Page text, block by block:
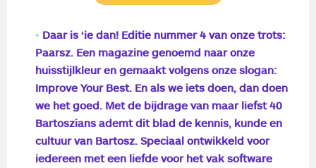
Daar is ‘ie dan! Editie nummer 4 van onze trots:
Paarsz. Een magazine genoemd naar onze
huisstijlkleur en gemaakt volgens onze slogan:
Improve Your Best. En als we iets doen, dan doen
we het goed. Met de bijdrage van maar liefst 40
Bartoszians ademt dit blad de kennis, kunde en
cultuur van Bartosz. Speciaal ontwikkeld voor
iedereen met een liefde voor het vak software